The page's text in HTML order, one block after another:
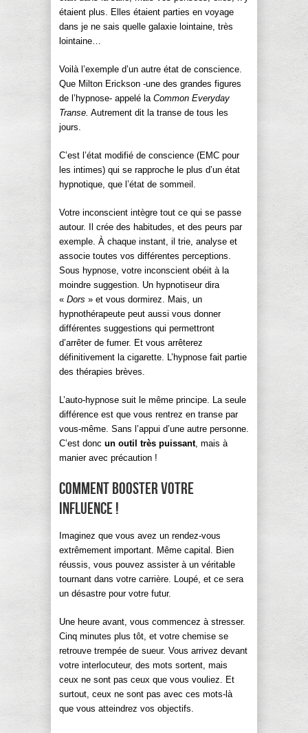
étaient plus. Elles étaient parties en voyage
dans je ne sais quelle galaxie lointaine, très
lointaine…
Voilà l’exemple d’un autre état de conscience.
Que Milton Erickson -une des grandes figures
de l’hypnose- appelé la Common Everyday
Transe. Autrement dit la transe de tous les
jours.
C’est l’état modifié de conscience (EMC pour
les intimes) qui se rapproche le plus d’un état
hypnotique, que l’état de sommeil.
Votre inconscient intègre tout ce qui se passe
autour. Il crée des habitudes, et des peurs par
exemple. À chaque instant, il trie, analyse et
associe toutes vos différentes perceptions.
Sous hypnose, votre inconscient obéit à la
moindre suggestion. Un hypnotiseur dira
« Dors » et vous dormirez. Mais, un
hypnothérapeute peut aussi vous donner
différentes suggestions qui permettront
d’arrêter de fumer. Et vous arrêterez
définitivement la cigarette. L’hypnose fait partie
des thérapies brèves.
L’auto-hypnose suit le même principe. La seule
différence est que vous rentrez en transe par
vous-même. Sans l’appui d’une autre personne.
C’est donc un outil très puissant, mais à
manier avec précaution !
Comment booster votre
influence !
Imaginez que vous avez un rendez-vous
extrêmement important. Même capital. Bien
réussis, vous pouvez assister à un véritable
tournant dans votre carrière. Loupé, et ce sera
un désastre pour votre futur.
Une heure avant, vous commencez à stresser.
Cinq minutes plus tôt, et votre chemise se
retrouve trempée de sueur. Vous arrivez devant
votre interlocuteur, des mots sortent, mais
ceux ne sont pas ceux que vous vouliez. Et
surtout, ceux ne sont pas avec ces mots-là
que vous atteindrez vos objectifs.